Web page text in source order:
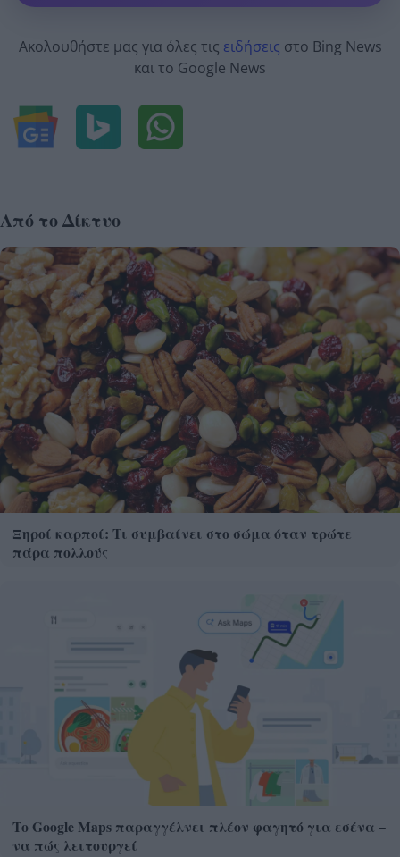
Ακολουθήστε μας για όλες τις ειδήσεις στο Bing News
και το Google News
Από το Δίκτυο
Ξηροί καρποί: Τι συμβαίνει στο σώμα όταν τρώτε
πάρα πολλούς
Το Google Maps παραγγέλνει πλέον φαγητό για εσένα –
να πώς λειτουργεί